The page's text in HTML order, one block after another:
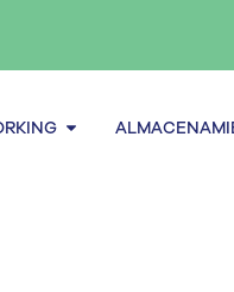
Abrir